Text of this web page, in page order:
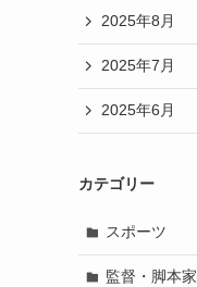
2025年8月
2025年7月
2025年6月
カテゴリー
スポーツ
監督・脚本家